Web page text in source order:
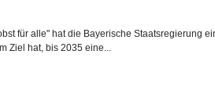
für alle" hat die Bayerische Staatsregierung
Ziel hat, bis 2035 eine...